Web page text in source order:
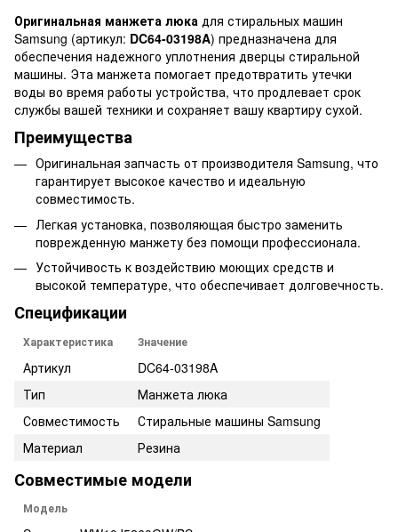
Оригинальная манжета люка для стиральных машин
Samsung (артикул: DC64-03198A) предназначена для
обеспечения надежного уплотнения дверцы стиральной
машины. Эта манжета помогает предотвратить утечки
воды во время работы устройства, что продлевает срок
службы вашей техники и сохраняет вашу квартиру сухой.
Преимущества
Оригинальная запчасть от производителя Samsung, что
гарантирует высокое качество и идеальную
совместимость.
Легкая установка, позволяющая быстро заменить
поврежденную манжету без помощи профессионала.
Устойчивость к воздействию моющих средств и
высокой температуре, что обеспечивает долговечность.
Спецификации
Характеристика Значение
Артикул
DC64-03198A
Тип
Манжета люка
Совместимость
Стиральные машины Samsung
Материал
Резина
Совместимые модели
Модель